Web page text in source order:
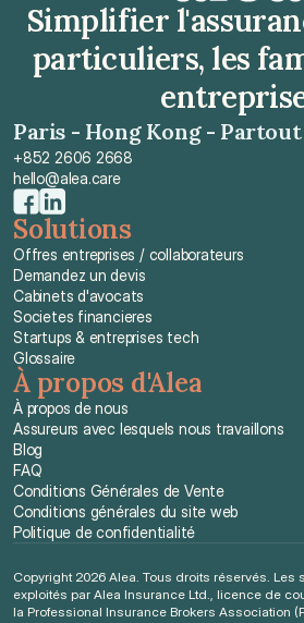
Simplifier
particuliers, les
Paris - Hong Kong -
+852 2606 2668
hello@alea.care
Solutions
Offres entreprises / collaborateurs
Demandez un devis
Cabinets d'avocats
Societes financieres
Startups & entreprises tech
Glossaire
À propos d'Alea
À propos de nous
Assureurs avec lesquels nous travaillons
Blog
FAQ
Conditions Générales de Vente
Conditions générales du site web
Politique de confidentialité
Copyright 2026 Alea. Tous droits réservés. Les
exploités par Alea Insurance Ltd., licence de
la Professional Insurance Brokers Association